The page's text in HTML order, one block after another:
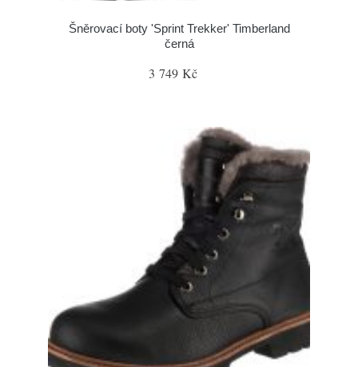
Šněrovací boty 'Sprint Trekker' Timberland
černá
3 749 Kč